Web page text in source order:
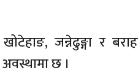
जन्नेढुङ्गा र
छ ।